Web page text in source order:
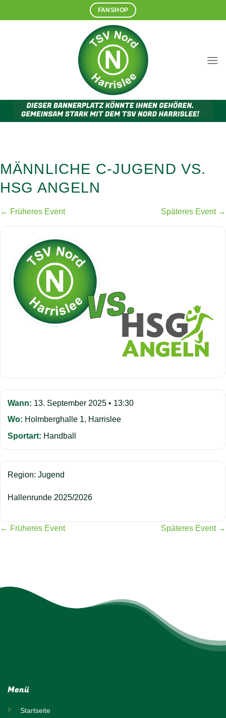
Inhalt
FANSHOP
MÄNNLICHE C-JUGEND VS.
HSG ANGELN
← Früheres Event Späteres Event →
Wann: 13. September 2025 • 13:30
Wo: Holmberghalle 1, Harrislee
Sportart: Handball
Region: Jugend
Hallenrunde 2025/2026
← Früheres Event Späteres Event →
Menü
Startseite